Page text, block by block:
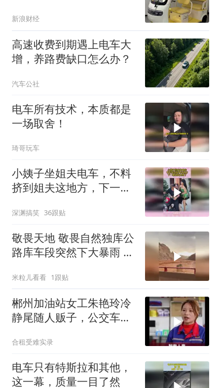
新浪财经
高速收费到期遇上电车大
增，养路费缺口怎么办？
汽车公社
电车所有技术，本质都是
一场取舍！
琦哥玩车
小姨子坐姐夫电车，不料
挤到姐夫这地方，下一幕
深渊搞笑 36跟贴
敬畏天地 敬畏自然独库公
路库车段突然下大暴雨 泥
米粒儿看看 1跟贴
郴州加油站女工朱艳玲冷
静尾随人贩子，公交车营
合租受难实录
电车只有特斯拉和其他，
这一幕，质量一目了然